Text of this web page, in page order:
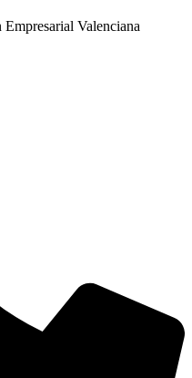
Valenciana